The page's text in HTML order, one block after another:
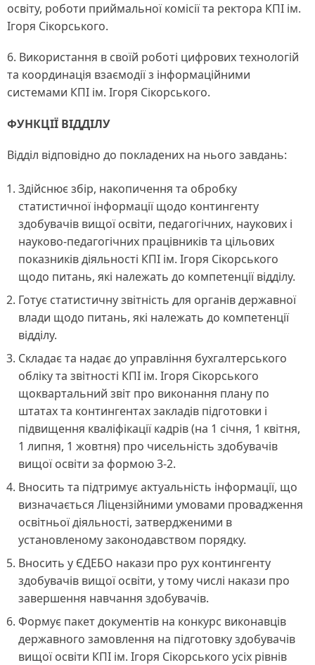
освіту, роботи приймальної комісії та ректора КПІ ім.
Ігоря Сікорського.
6. Використання в своїй роботі цифрових технологій
та координація взаємодії з інформаційними
системами КПІ ім. Ігоря Сікорського.
ФУНКЦІЇ ВІДДІЛУ
Відділ відповідно до покладених на нього завдань:
Здійснює збір, накопичення та обробку
статистичної інформації щодо контингенту
здобувачів вищої освіти, педагогічних, наукових і
науково-педагогічних працівників та цільових
показників діяльності КПІ ім. Ігоря Сікорського
щодо питань, які належать до компетенції відділу.
Готує статистичну звітність для органів державної
влади щодо питань, які належать до компетенції
відділу.
Cкладає та надає до управління бухгалтерського
обліку та звітності КПІ ім. Ігоря Сікорського
щоквартальний звіт про виконання плану по
штатах та контингентах закладів підготовки і
підвищення кваліфікації кадрів (на 1 січня, 1 квітня,
1 липня, 1 жовтня) про чисельність здобувачів
вищої освіти за формою 3-2.
Вносить та підтримує актуальність інформації, що
визначається Ліцензійними умовами провадження
освітньої діяльності, затвердженими в
установленому законодавством порядку.
Вносить у ЄДЕБО накази про рух контингенту
здобувачів вищої освіти, у тому числі накази про
завершення навчання здобувачів.
Формує пакет документів на конкурс виконавців
державного замовлення на підготовку здобувачів
вищої освіти КПІ ім. Ігоря Сікорського усіх рівнів